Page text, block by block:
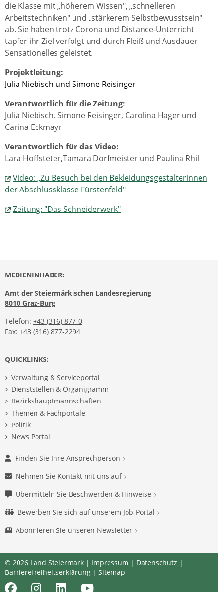
die Klasse mit „höherem Wissen", „schnelleren
Arbeitstechniken" und „stärkerem Selbstbewusstsein"
ab. Sie haben trotz Corona und Distance-Unterricht
tapfer ihr Ziel verfolgt und durch Fleiß und Ausdauer
Sensationelles geleistet.
Projektleitung:
Julia Niebisch und Simone Reisinger
Verantwortlich für die Zeitung:
Julia Niebisch, Simone Reisinger, Carolina Hager und
Carina Eckmayr
Verantwortlich für das Video:
Lara Hoffsteter,Tamara Dorfmeister und Paulina Rhil
Video: „Zu Besuch bei den Bekleidungsgestalterinnen
der Abschlussklasse Fürstenfeld"
Zeitung: "Das Schneiderwerk"
MEDIENINHABER:
Amt der Steiermärkischen Landesregierung
8010 Graz-Burg
Telefon: +43 (316) 877-0
Fax: +43 (316) 877-2294
QUICKLINKS:
Verwaltung & Serviceportal
Dienststellen & Organigramm
Bezirkshauptmannschaften
Themen & Fachportale
Politik
News Portal
Finden Sie Ihre Ansprechperson
Nehmen Sie Kontakt mit uns auf
Übermitteln Sie Beschwerden & Hinweise
Bewerben Sie sich auf unserem Job-Portal
Abonnieren Sie unseren Newsletter
© 2026 Land Steiermark | Impressum | Datenschutz |
Barrierefreiheitserklärung | Sitemap
FacebookInstagramLinkedInYoutube